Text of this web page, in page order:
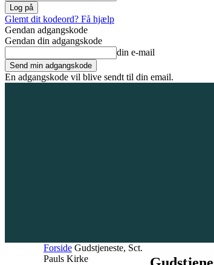
Glemt dit kodeord? Få hjælp
Gendan adgangskode
Gendan din adgangskode
din e-mail
En adgangskode vil blive sendt til din email.
Forside Gudstjeneste, Sct.
Pauls Kirke